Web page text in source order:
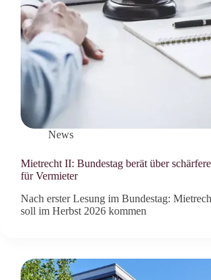
News
Mietrecht II: Bundestag berät über
für Vermieter
Nach erster Lesung im Bundestag:
soll im Herbst 2026 kommen